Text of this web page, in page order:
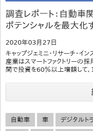
調査レポート：自動車
ポテンシャルを最大化
2020年03月27日
キャップジェミニ・リサーチ・イ
産業はスマートファクトリーの
間で投資を60％以上増額して
自動車 車 デジタルト